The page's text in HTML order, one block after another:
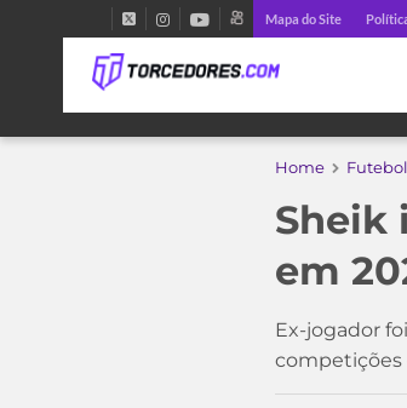
Mapa do Site
Home Futebol
Sheik
em
Ex-jogador
competições